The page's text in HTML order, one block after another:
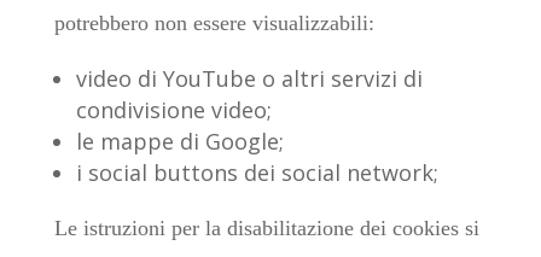
potrebbero non essere visualizzabili:
video di YouTube o altri servizi di
condivisione video;
le mappe di Google;
i social buttons dei social network;
Le istruzioni per la disabilitazione dei cookies si